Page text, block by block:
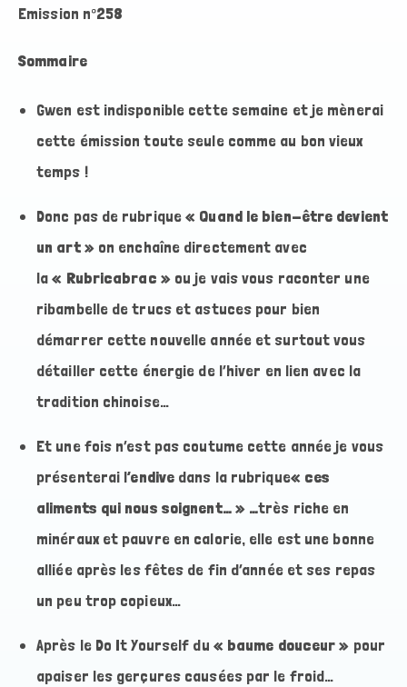
Emission n°258
Sommaire
Gwen est indisponible cette semaine et je mènerai
cette émission toute seule comme au bon vieux
temps !
Donc pas de rubrique« Quand le bien-être devient
un art » on enchaîne directement avec
la« Rubricabrac »ou je vais vous raconter une
ribambelle de trucs et astuces pour bien
démarrer cette nouvelle année et surtout vous
détailler cette énergie de l’hiver en lien avec la
tradition chinoise…
Et une fois n’est pas coutume cette année je vous
présenterai l’endive dans la rubrique« ces
aliments qui nous soignent… » …très riche en
minéraux et pauvre en calorie, elle est une bonne
alliée après les fêtes de fin d’année et ses repas
un peu trop copieux…
Après le Do It Yourself du « baume douceur » pour
apaiser les gerçures causées par le froid…